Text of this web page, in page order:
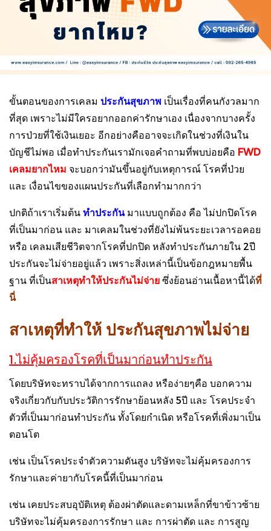
ขั้นตอนของการเคลม ประกันสุขภาพ เป็นเรื่องที่คนกังวลมาก
ที่สุด เพราะไม่มีใครอยากออกค่ารักษาเอง เนื่องจากบางครั้ง
การป่วยที่ใช้เงินเยอะ อีกอย่างคืออาจจะเกิดในช่วงที่เงินใน
บัญชีไม่พอ เมื่อทำประกันเรามักเจอคำถามที่พบบ่อยคือ FWD
เคลมยากไหม จะบอกว่ามันขึ้นอยู่กับเหตุการณ์ โรคที่ป่วย
และ เงื่อนไขของแผนประกันที่เลือกทำมากกว่า
ปกติถ้าเราเริ่มต้น ทำประกันมาแบบถูกต้อง คือ ไม่ปกปิดโรค
ที่เป็นมาก่อน และ มาเคลมในช่วงที่ยังไม่พ้นระยะเวลารอคอย
หรือ เคลมเสียชีวิตจากโรคที่ปกปิด หลังทำประกันภายใน 2ปี
ประกันจะไม่จ่ายอยู่แล้ว เพราะสิ่งเหล่านี้เป็นข้อกฎหมายพื้น
ฐาน ที่เป็นสาเหตุทำให้ประกันไม่จ่าย ซึ่งย้อนอ่านเนื้อหานี้ได้ที่
นี่
สาเหตุที่ทำให้ ประกันสุขภาพไม่จ่าย
1.ไม่คุ้มครองโรคที่เป็นมาก่อนทำประกัน
โดยบริษัทจะทราบได้จากการแถลง หรือง่ายๆคือ บอกความ
จริงเกี่ยวกับกับประวัติการรักษาย้อนหลัง 5ปี และ โรคประจำ
ตัวที่เป็นมาก่อนทำประกัน ทั้งโดยกำเนิด หรือโรคที่เพิ่งมาเป็น
ตอนโต
เช่น เป็นโรคประจำตัวความดันสูง บริษัทจะไม่คุ้มครองการ
รักษาและค่ายากับโรคนี้ที่เป็นมาก่อน
เช่น เคยประสบอุบัติเหตุ ต้องผ่าตัดและดามเหล็กที่ขาข้าวซ้าย
บริษัทจะไม่คุ้มครองการรักษา และ การผ่าตัด และ การสูญ